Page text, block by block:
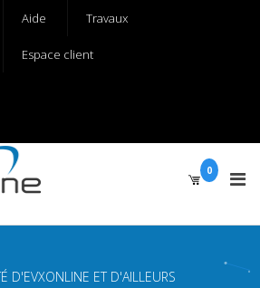
Aide Travaux
Espace client
0
D'EVXONLINE ET D'AILLEURS